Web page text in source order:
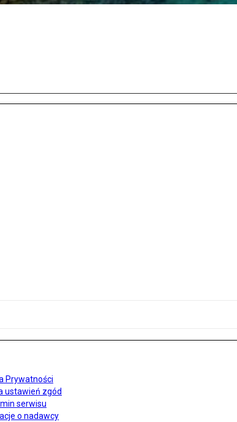
Prywatności
ustawień zgód
serwisu
o nadawcy